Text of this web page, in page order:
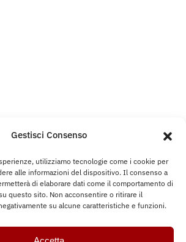
Gestisci Consenso
utilizziamo tecnologie come i cookie per
alle informazioni del dispositivo. Il consenso a
di elaborare dati come il comportamento di
questo sito. Non acconsentire o ritirare il
su alcune caratteristiche e funzioni.